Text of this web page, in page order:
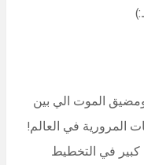
الموت الي بين
المرورية في العالم!
في التخطيط